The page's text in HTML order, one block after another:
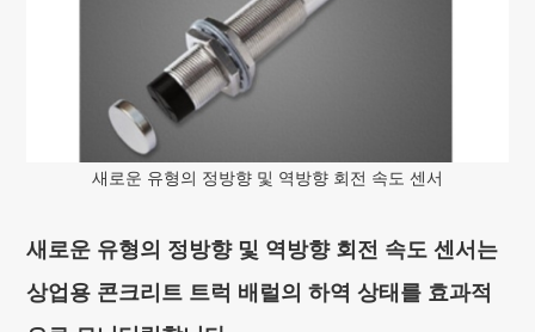
새로운 유형의 정방향 및 역방향 회전 속도 센서
새로운 유형의 정방향 및 역방향 회전 속도 센서는
상업용 콘크리트 트럭 배럴의 하역 상태를 효과적